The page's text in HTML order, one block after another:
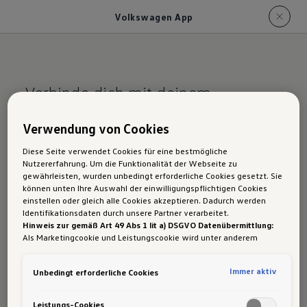
Volkswagen App
Verbinde dich mit deinem
Volkswagen App
Kontrolliere zum Beispiel die verbleibende
Reichweite oder ob das Licht ausgeschaltet ist
der Volkswagen App und den Online-Diensten
Verwendung von Cookies
Diese Seite verwendet Cookies für eine bestmögliche
Nutzererfahrung. Um die Funktionalität der Webseite zu
gewährleisten, wurden unbedingt erforderliche Cookies gesetzt. Sie
können unten Ihre Auswahl der einwilligungspflichtigen Cookies
einstellen oder gleich alle Cookies akzeptieren. Dadurch werden
Identifikationsdaten durch unsere Partner verarbeitet.
Hinweis zur gemäß Art 49 Abs 1 lit a) DSGVO Datenübermittlung:
Als Marketingcookie und Leistungscookie wird unter anderem
Daten in die USA (insbesondere dort an die Google LLC) weitergibt.
Unbedingt erforderliche Cookies Immer aktiv
Leistungs-Cookies